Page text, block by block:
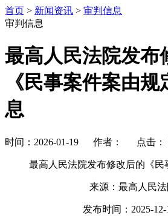
首页 > 新闻资讯 > 审判信息
审判信息
最高人民法院发布
《民事案件案由
息
时间：2026-01-19 作者： 点击：
最高人民法院发布修改后的《民
来源：最高人民
发布时间：2025-12-